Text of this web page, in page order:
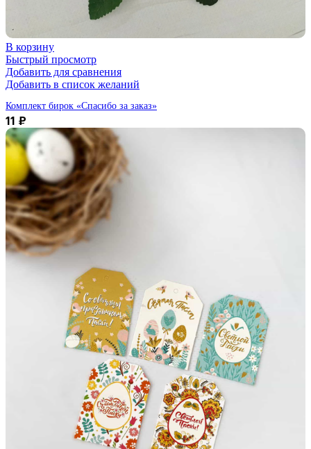
В корзину
Быстрый просмотр
Добавить для сравнения
Добавить в список желаний
Комплект бирок «Спасибо за заказ»
11 ₽